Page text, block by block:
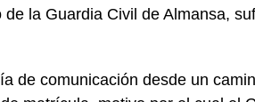
la Guardia Civil de Almansa,
de comunicación desde un